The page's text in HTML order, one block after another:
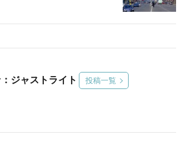
ジャストライト 投稿一覧